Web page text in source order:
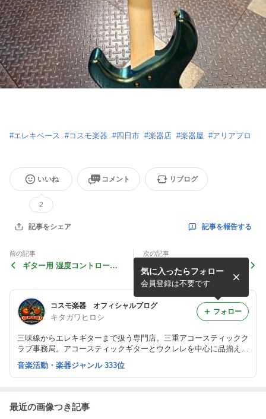
#エレキベース #コスモ楽器 #四日市 #楽器店 #楽器屋 #アリアプロ
いいね
2
コメント リブログ
記事をシェア 記事を報告する
前の記事
ギター用 湿度コントロール
次の記事
S.Yairi YEF-01 WR エスヤ
イリのレトロかわいいフォー
クサイズエレアコ 再入荷
コスモ楽器 オフィシャルブログ
キタガワヒロシ
三味線からエレキギターまで扱う専門店。三重アコースティックク
ラブ事務局。アコースティックギターとウクレレを中心に品揃えし
ています。楽器の上手な選び方からおもしろ情報をご紹介していき
ます。
気に入ったらフォロー
会員登録は不要です
フォロー
音楽活動・楽器ジャンル 333位
最近の画像つき記事